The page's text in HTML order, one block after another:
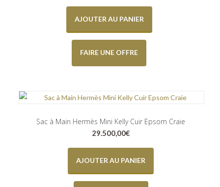
AJOUTER AU PANIER
FAIRE UNE OFFRE
Sac à Main Hermès Mini Kelly Cuir Epsom Craie
29.500,00€
AJOUTER AU PANIER